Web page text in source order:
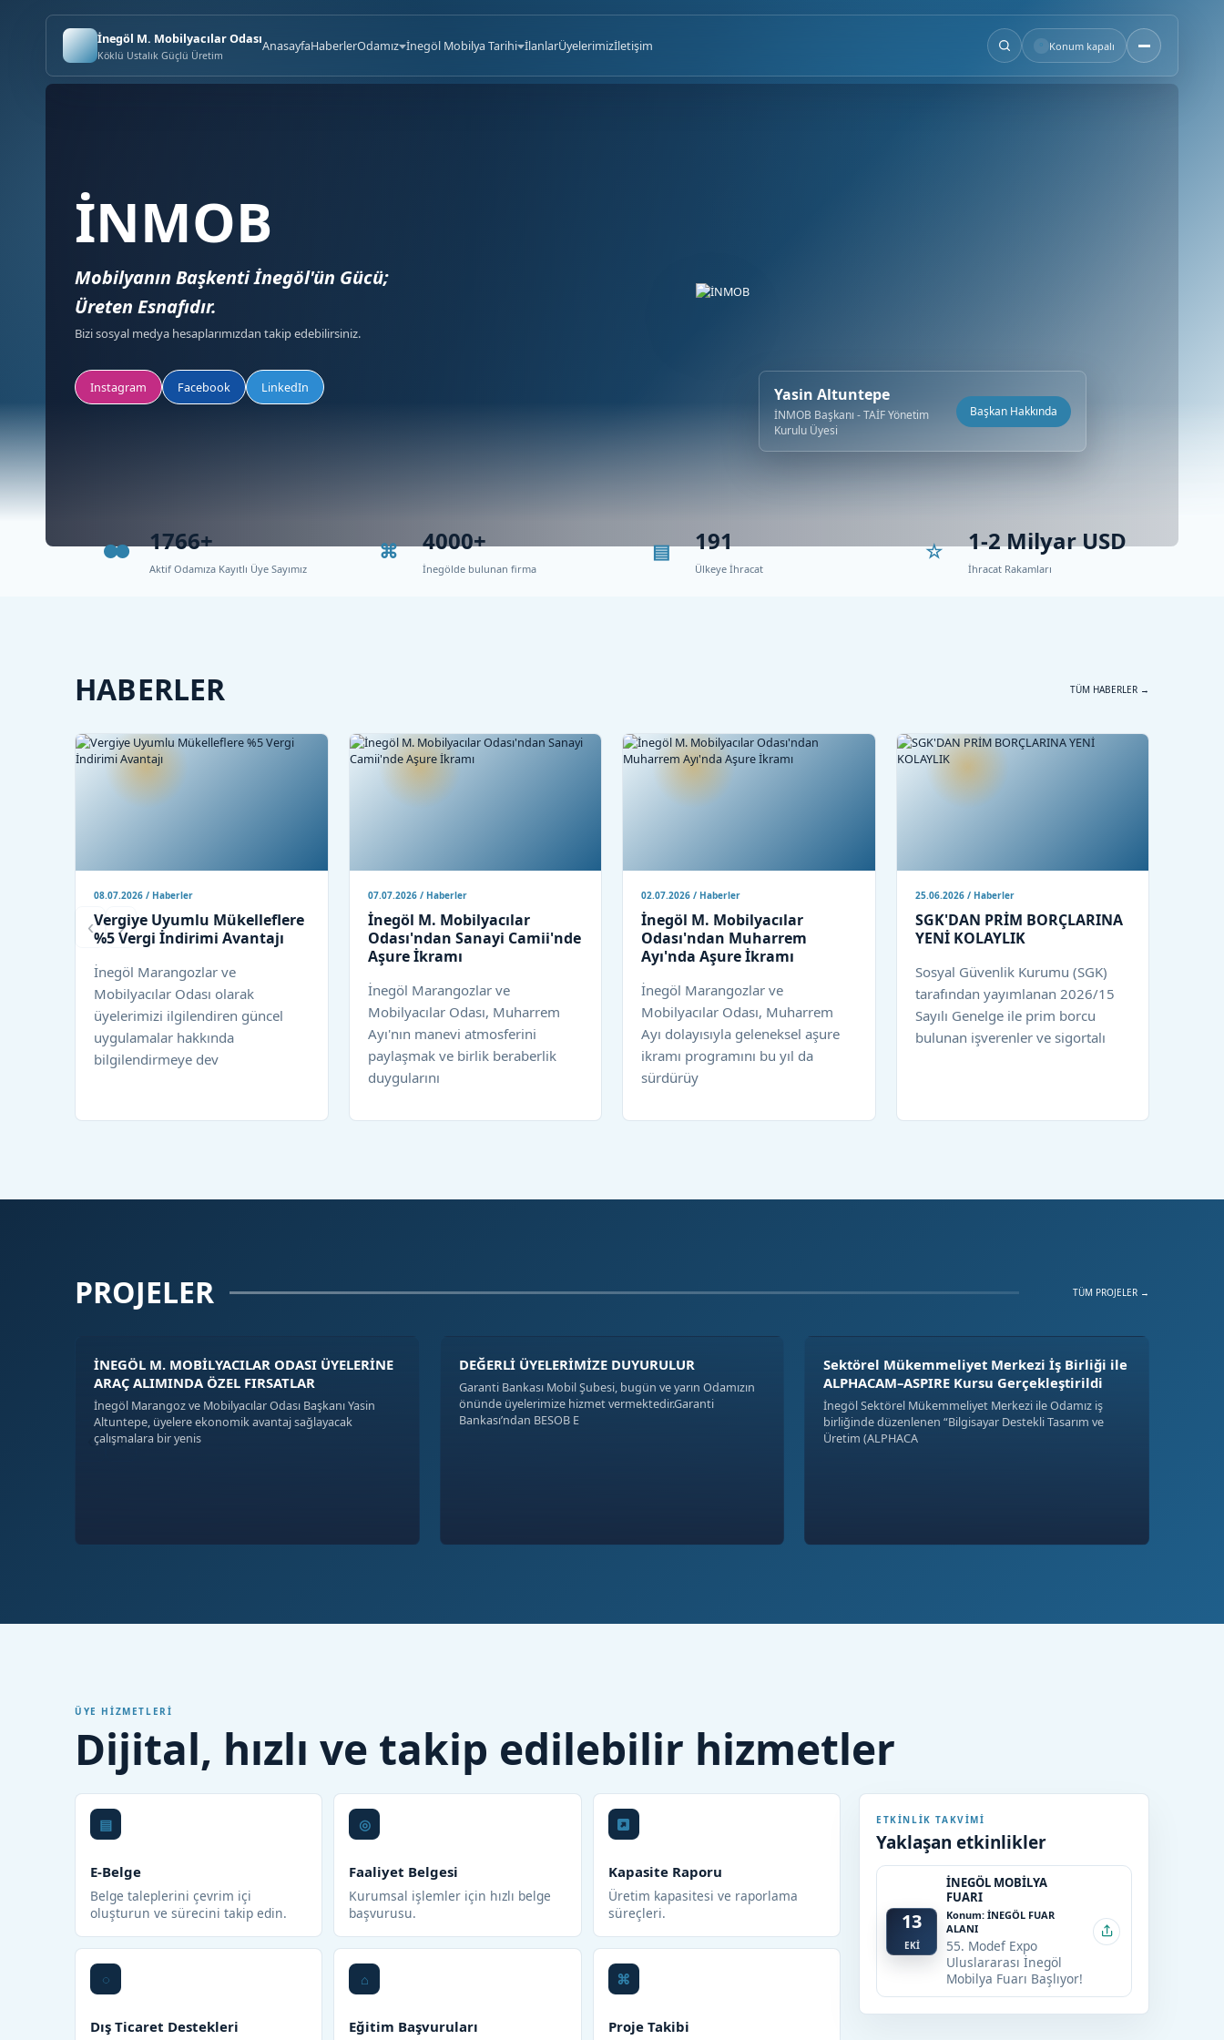
İnegöl M. Mobilyacılar Odası
Köklü Ustalık Güçlü Üretim
AnasayfaHaberlerOdamız İnegöl Mobilya Tarihi İlanlarÜyelerimizİletişim ° Konum kapalı
İNMOB
Mobilyanın Başkenti İnegöl'ün Gücü;
Üreten Esnafıdır.
Bizi sosyal medya hesaplarımızdan takip edebilirsiniz.
Instagram Facebook LinkedIn Yasin Altuntepe
İNMOB Başkanı - TAİF Yönetim
Kurulu Üyesi
Başkan Hakkında
1766+
Aktif Odamıza Kayıtlı Üye Sayımız
4000+
İnegölde bulunan firma
191
Ülkeye İhracat
1-2 Milyar USD
İhracat Rakamları
HABERLER TÜM HABERLER →
08.07.2026 / Haberler
Vergiye Uyumlu Mükelleflere
%5 Vergi İndirimi Avantajı
İnegöl Marangozlar ve
Mobilyacılar Odası olarak
üyelerimizi ilgilendiren güncel
uygulamalar hakkında
bilgilendirmeye dev
07.07.2026 / Haberler
İnegöl M. Mobilyacılar
Odası'ndan Sanayi Camii'nde
Aşure İkramı
İnegöl Marangozlar ve
Mobilyacılar Odası, Muharrem
Ayı'nın manevi atmosferini
paylaşmak ve birlik beraberlik
duygularını
02.07.2026 / Haberler
İnegöl M. Mobilyacılar
Odası'ndan Muharrem
Ayı'nda Aşure İkramı
İnegöl Marangozlar ve
Mobilyacılar Odası, Muharrem
Ayı dolayısıyla geleneksel aşure
ikramı programını bu yıl da
sürdürüy
25.06.2026 / Haberler
SGK'DAN PRİM BORÇLARINA
YENİ KOLAYLIK
Sosyal Güvenlik Kurumu (SGK)
tarafından yayımlanan 2026/15
Sayılı Genelge ile prim borcu
bulunan işverenler ve sigortalı
‹ ›
PROJELER TÜM PROJELER →
İNEGÖL M. MOBİLYACILAR ODASI ÜYELERİNE
ARAÇ ALIMINDA ÖZEL FIRSATLAR
İnegöl Marangoz ve Mobilyacılar Odası Başkanı Yasin
Altuntepe, üyelere ekonomik avantaj sağlayacak
çalışmalara bir yenis
DEĞERLİ ÜYELERİMİZE DUYURULUR
Garanti Bankası Mobil Şubesi, bugün ve yarın Odamızın
önünde üyelerimize hizmet vermektedir.Garanti
Bankası’ndan BESOB E
Sektörel Mükemmeliyet Merkezi İş Birliği ile
ALPHACAM–ASPIRE Kursu Gerçekleştirildi
İnegöl Sektörel Mükemmeliyet Merkezi ile Odamız iş
birliğinde düzenlenen “Bilgisayar Destekli Tasarım ve
Üretim (ALPHACA
›
ÜYE HIZMETLERI
Dijital, hızlı ve takip edilebilir hizmetler
E-Belge
Belge taleplerini çevrim içi
oluşturun ve sürecini takip edin.
Faaliyet Belgesi
Kurumsal işlemler için hızlı belge
başvurusu.
Kapasite Raporu
Üretim kapasitesi ve raporlama
süreçleri.
Dış Ticaret Destekleri Eğitim Başvuruları Proje Takibi
ETKINLIK TAKVIMI
Yaklaşan etkinlikler
13
EKİ
İNEGÖL MOBİLYA
FUARI
Konum: İNEGÖL FUAR
ALANI
55. Modef Expo
Uluslararası İnegöl
Mobilya Fuarı Başlıyor!